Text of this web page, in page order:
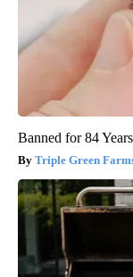
Banned for 84
Triple Green